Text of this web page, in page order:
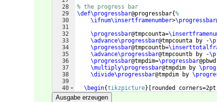
28
29
30
31
32
33
34
35
36
37
38
39
40
41
% the progress bar
\def\progressbar@progressbar{%
\ifnum\insertframenumber>\progressbar
\progressbar@tmpcounta=
\advance\progressbar@tmpcounta by -
\progressbar@tmpcountb=
\advance\progressbar@tmpcountb by -
\progressbar@tmpdim=\progressbar@pbwd
\multiply\progressbar@tmpdim by
\divide\progressbar@tmpdim by
\begin{tikzpicture} rounded
Ausgabe erzeugen